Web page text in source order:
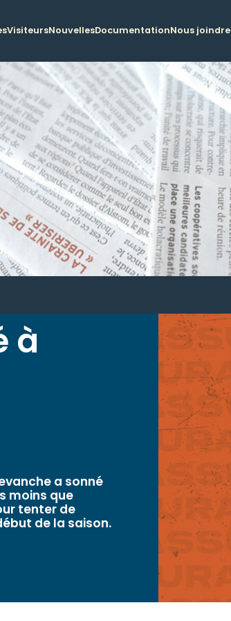
VisiteursNouvellesDocumentationNous joindre
à
a sonné
moins que
tenter de
de la saison.